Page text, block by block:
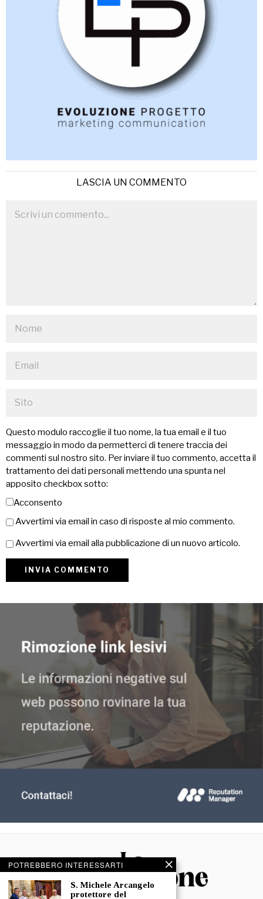
LASCIA UN COMMENTO
Questo modulo raccoglie il tuo nome, la tua email e il tuo
messaggio in modo da permetterci di tenere traccia dei
commenti sul nostro sito. Per inviare il tuo commento, accetta il
trattamento dei dati personali mettendo una spunta nel
apposito checkbox sotto:
Acconsento
Avvertimi via email in caso di risposte al mio commento.
Avvertimi via email alla pubblicazione di un nuovo articolo.
POTREBBERO INTERESSARTI
S. Michele Arcangelo
protettore del